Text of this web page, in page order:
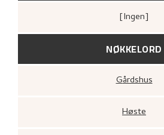
[ingen]
NØKKELORD
Gårdshus
Høste